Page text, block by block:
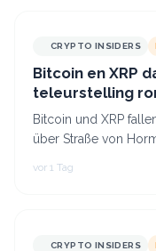
CRYPTO INSIDERS
Bitcoin en XRP
teleurstelling
Bitcoin und XRP
über Straße von
Altcoins wie XRP
vor 1 Tag
CRYPTO INSIDERS